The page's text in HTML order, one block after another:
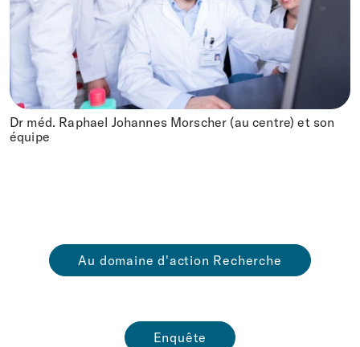
Dr méd. Raphael Johannes Morscher (au centre) et son
équipe
Au domaine d'action Recherche
Enquête